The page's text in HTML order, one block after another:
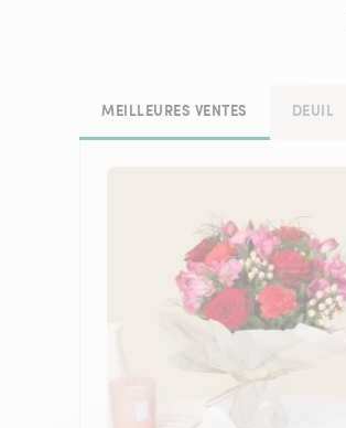
MEILLEURES VENTES DEUIL